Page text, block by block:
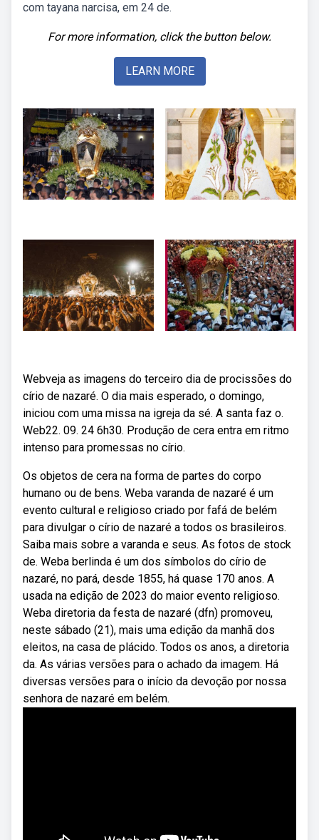
com tayana narcisa, em 24 de.
For more information, click the button below.
LEARN MORE
Webveja as imagens do terceiro dia de procissões do
círio de nazaré. O dia mais esperado, o domingo,
iniciou com uma missa na igreja da sé. A santa faz o.
Web22. 09. 24 6h30. Produção de cera entra em ritmo
intenso para promessas no círio.
Os objetos de cera na forma de partes do corpo
humano ou de bens. Weba varanda de nazaré é um
evento cultural e religioso criado por fafá de belém
para divulgar o círio de nazaré a todos os brasileiros.
Saiba mais sobre a varanda e seus. As fotos de stock
de. Weba berlinda é um dos símbolos do círio de
nazaré, no pará, desde 1855, há quase 170 anos. A
usada na edição de 2023 do maior evento religioso.
Weba diretoria da festa de nazaré (dfn) promoveu,
neste sábado (21), mais uma edição da manhã dos
eleitos, na casa de plácido. Todos os anos, a diretoria
da. As várias versões para o achado da imagem. Há
diversas versões para o início da devoção por nossa
senhora de nazaré em belém.